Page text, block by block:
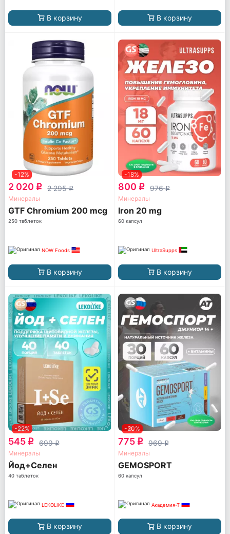
В корзину В корзину
-12%
2 020 q 2 295q
Минералы
GTF Chromium 200 mcg
250 таблеток
NOW Foods
В корзину
-18%
800 q 976q
Минералы
Iron 20 mg
60 капсул
UltraSupps
В корзину
-22%
545 q 699q
Минералы
Йод+Селен
40 таблеток
LEKOLIKE
В корзину
-20%
775 q 969q
Минералы
GEMOSPORT
60 капсул
Академия-Т
В корзину